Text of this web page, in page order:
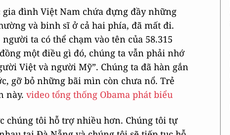
đình Việt Nam chứa đựng đầy những
và binh sĩ ở cả hai phía, đã mất đi.
ta có thể chạm vào tên của 58.315
một điều gì đó, chúng ta vẫn phải nhớ
Việt và người Mỹ”. Chúng ta đã hàn gắn
gỡ bỏ những bãi mìn còn chưa nổ. Trẻ
này. video tổng thống Obama phát biểu
chúng tôi hỗ trợ nhiều hơn. Chúng tôi tự